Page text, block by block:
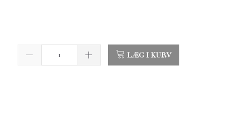
LÆG I KURV